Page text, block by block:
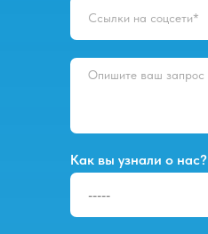
Как вы узнали о нас?